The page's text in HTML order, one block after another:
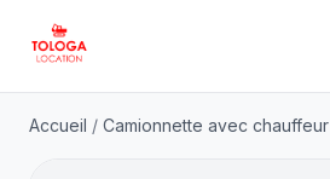
Accueil / Camionnette avec chauffeur